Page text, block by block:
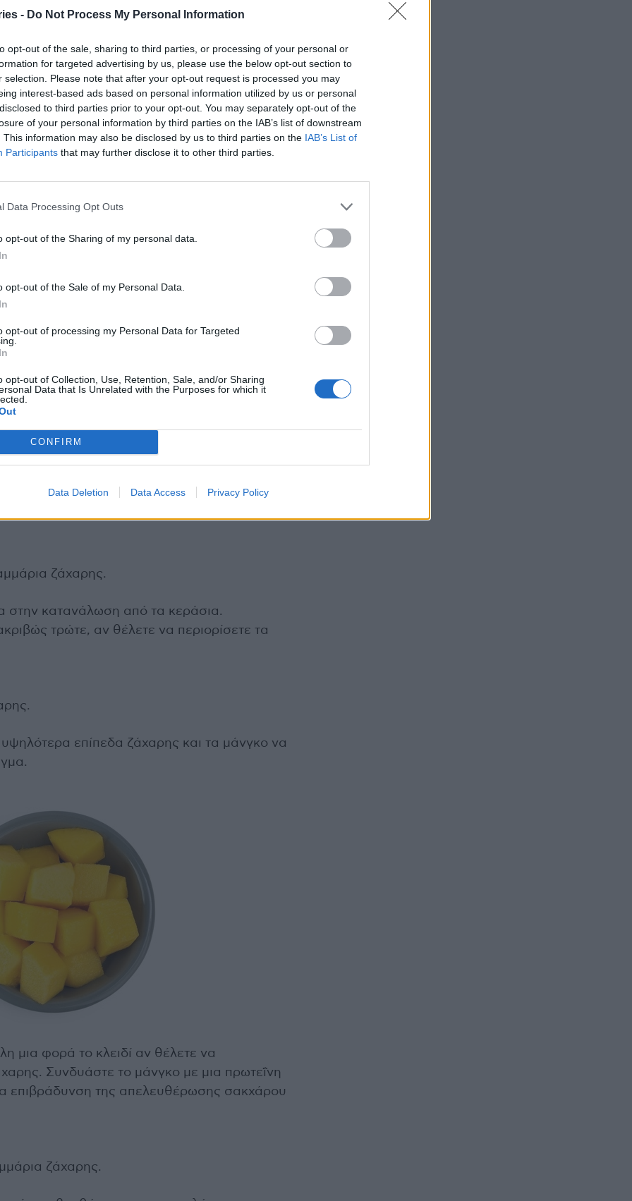
- Do Not Process My Personal Information
opt-out of the sale, sharing to third parties, or processing of your personal or
for targeted advertising by us, please use the below opt-out section to
selection. Please note that after your opt-out request is processed you may
interest-based ads based on personal information utilized by us or personal
to third parties prior to your opt-out. You may separately opt-out of the
of your personal information by third parties on the IAB’s list of downstream
This information may also be disclosed by us to third parties on the IAB’s List of
Participants that may further disclose it to other third parties.
Data Processing Opt Outs
opt-out of the Sharing of my personal data.
opt-out of the Sale of my Personal Data.
opt-out of processing my Personal Data for Targeted
opt-out of Collection, Use, Retention, Sale, and/or Sharing
Data that Is Unrelated with the Purposes for which it
CONFIRM
Data Deletion Data Access Privacy Policy
ότι η φρουκτόζη δεν
επιπέδων σακχάρου
στο αίμα ή ινσουλίνης
τόσο πολύ όσο άλλα
ίνες των φρούτων βοηθά στον μεταβολισμό
να βοηθήσει στην αποφυγή υπερβολικής
αίμα και της ινσουλίνης.
έχουν συνήθως λιγότερη ζάχαρη από τις
καθώς οι μπανάνες ωριμάζουν και το χρώμα
καλύτερο από τις τεράστιες μπανάνες που
ζάχαρης.
γρήγορα. Δώστε προσοχή στο πόσα
ζάχαρης.
στην κατανάλωση από τα κεράσια.
τρώτε, αν θέλετε να περιορίσετε τα
επίπεδα ζάχαρης και τα μάνγκο να
μια φορά το κλειδί αν θέλετε να
Συνδυάστε το μάνγκο με μια πρωτεΐνη
επιβράδυνση της απελευθέρωσης σακχάρου
ζάχαρης.